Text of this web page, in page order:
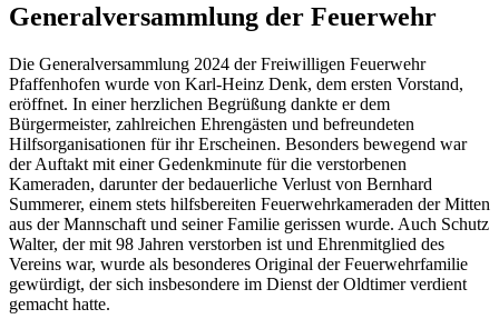
Generalversammlung der Feuerwehr
Die Generalversammlung 2024 der Freiwilligen Feuerwehr
Pfaffenhofen wurde von Karl-Heinz Denk, dem ersten Vorstand,
eröffnet. In einer herzlichen Begrüßung dankte er dem
Bürgermeister, zahlreichen Ehrengästen und befreundeten
Hilfsorganisationen für ihr Erscheinen. Besonders bewegend war
der Auftakt mit einer Gedenkminute für die verstorbenen
Kameraden, darunter der bedauerliche Verlust von Bernhard
Summerer, einem stets hilfsbereiten Feuerwehrkameraden der Mitten
aus der Mannschaft und seiner Familie gerissen wurde. Auch Schutz
Walter, der mit 98 Jahren verstorben ist und Ehrenmitglied des
Vereins war, wurde als besonderes Original der Feuerwehrfamilie
gewürdigt, der sich insbesondere im Dienst der Oldtimer verdient
gemacht hatte.